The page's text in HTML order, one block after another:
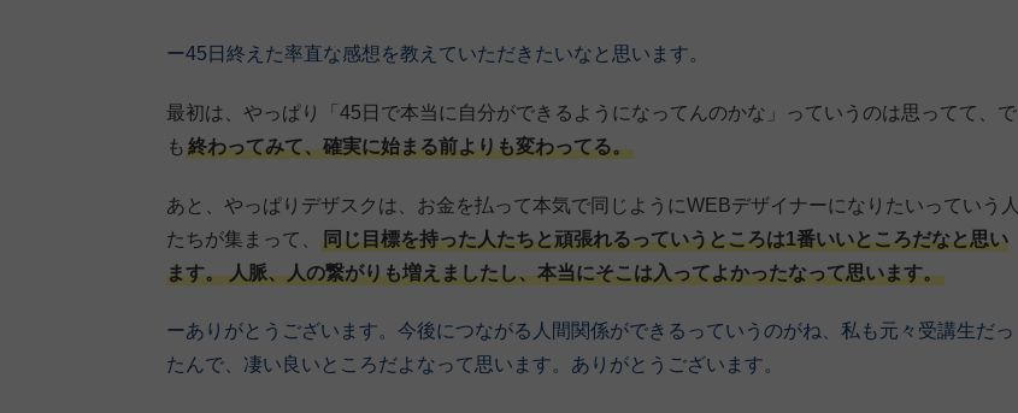
ー45日終えた率直な感想を教えていただきたいなと思います。
最初は、やっぱり「45日で本当に自分ができるようになってんのかな」っていうのは思ってて、で
も 終わってみて、確実に始まる前よりも変わってる。
あと、やっぱりデザスクは、お金を払って本気で同じようにWEBデザイナーになりたいっていう人
たちが集まって、
同じ目標を持った人たちと頑張れるっていうところは1番いいところだなと思い
ます。 人脈、人の繋がりも増えましたし、本当にそこは入ってよかったなって思います。
ーありがとうございます。今後につながる人間関係ができるっていうのがね、私も元々受講生だっ
たんで、凄い良いところだよなって思います。ありがとうございます。